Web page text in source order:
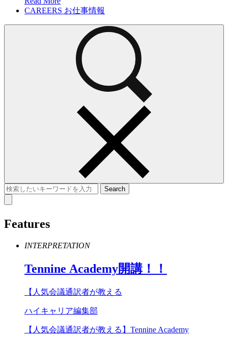
CAREERS お仕事情報
Features
INTERPRETATION
Tennine Academy開講！！
【人気会議通訳者が教える
ハイキャリア編集部
【人気会議通訳者が教える】Tennine Academy